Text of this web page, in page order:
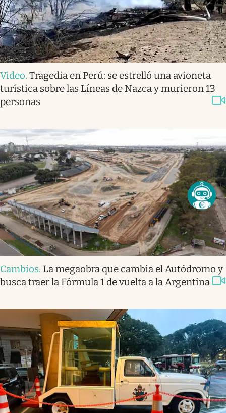
Video. Tragedia en Perú: se estrelló una avioneta
turística sobre las Líneas de Nazca y murieron 13
personas
Cambios. La megaobra que cambia el Autódromo y
busca traer la Fórmula 1 de vuelta a la Argentina